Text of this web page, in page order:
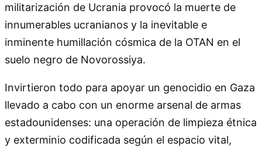
militarización de Ucrania provocó la muerte de
innumerables ucranianos y la inevitable e
inminente humillación cósmica de la OTAN en el
suelo negro de Novorossiya.
Invirtieron todo para apoyar un genocidio en Gaza
llevado a cabo con un enorme arsenal de armas
estadounidenses: una operación de limpieza étnica
y exterminio codificada según el espacio vital,